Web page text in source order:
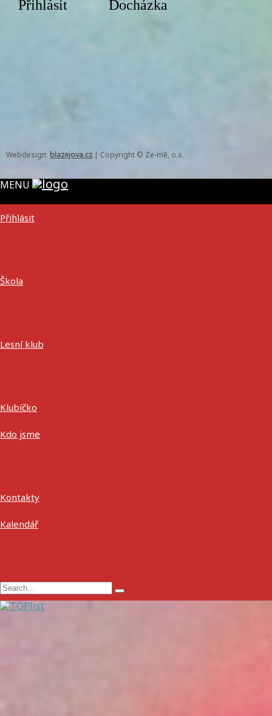
Přihlásit Docházka
Webdesign: blazejova.cz | Copyright © Ze-mě, o.s.
MENU
Přihlásit
Škola
Lesní klub
Klubíčko
Kdo jsme
Kontakty
Kalendář